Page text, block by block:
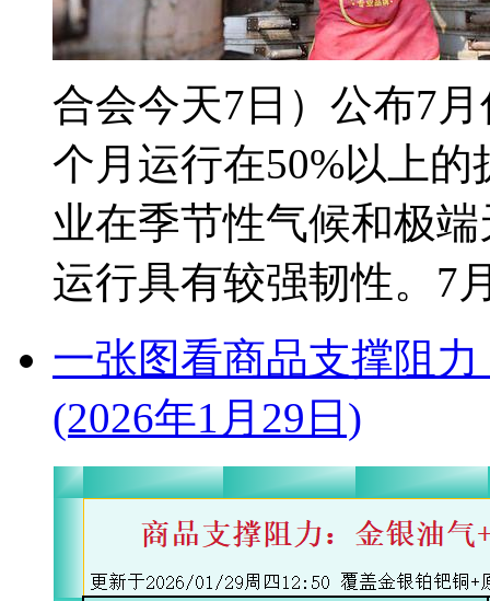
合会今天7日）公布7
个月运行在50%以上
业在季节性气候和极
运行具有较强韧性。7
一张图看商品支撑阻
(2026年1月29日)